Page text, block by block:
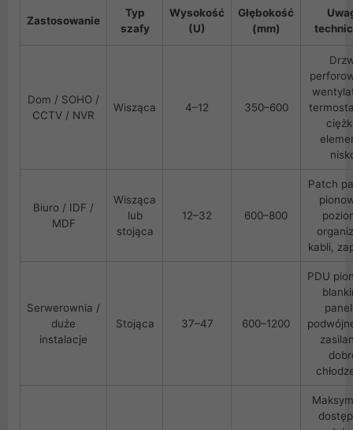
Zastosowanie
Typ
szafy
Wysokość
(U)
Głębokość
(mm)
Dom / SOHO /
CCTV / NVR
Wisząca 4–12 350–600
Biuro / IDF /
MDF
Wisząca
lub
stojąca
12–32 600–800
Patch
kabli,
Serwerownia /
duże
instalacje
Stojąca 37–47 600–1200
PDU